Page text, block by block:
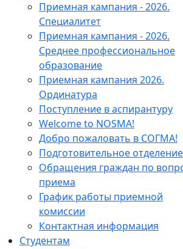
Приемная кампания - 2026.
Специалитет
Приемная кампания - 2026.
Среднее профессиональное
образование
Приемная кампания 2026.
Ординатура
Поступление в аспирантуру
Welcome to NOSMA!
Добро пожаловать в СОГМА!
Подготовительное отделение
Обращения граждан по
приема
График работы приемной
комиссии
Контактная информация
Студентам